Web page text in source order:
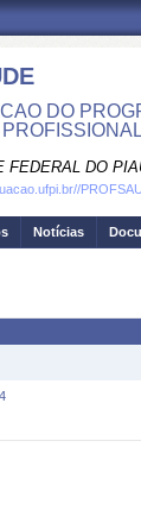
DO
FEDERAL DO
Notícias